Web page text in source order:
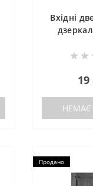
Вхідні
19
НЕМАЄ
Продано